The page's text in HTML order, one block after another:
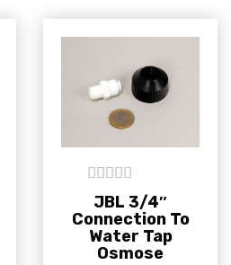
5out of 5
JBL 3/4″
Connection To
Water Tap
Osmose